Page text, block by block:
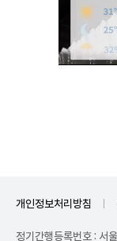
개인정보처리방침
정기간행등록번호 :